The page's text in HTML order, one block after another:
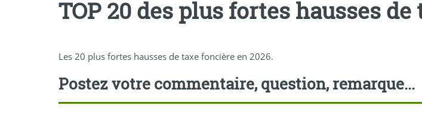
TOP 20 des plus fortes hausses
Les 20 plus fortes hausses de taxe foncière en 2026.
Postez votre commentaire, question, remarque...